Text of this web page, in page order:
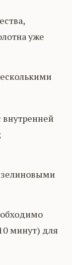
уже
внутренней
минут) для